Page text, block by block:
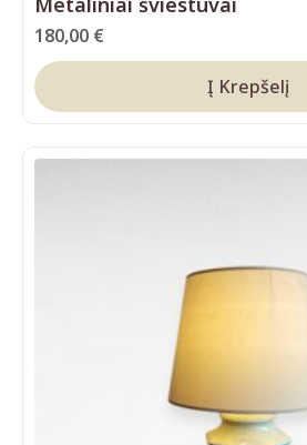
180,00 €
Į Krepšelį